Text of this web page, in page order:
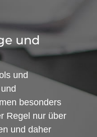
und
und
besonders
Regel nur über
und daher